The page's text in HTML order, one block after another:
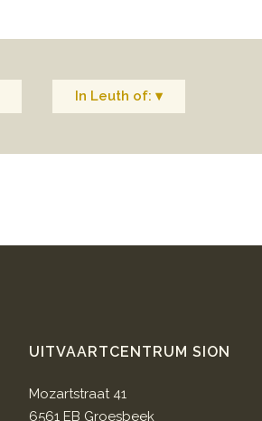
In Leuth of: ▾
UITVAARTCENTRUM SION
Mozartstraat 41
6561 EB Groesbeek